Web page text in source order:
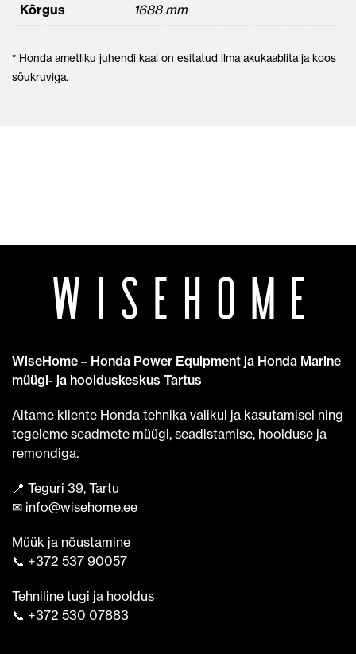
Kõrgus 1688 mm
* Honda ametliku juhendi kaal on esitatud ilma akukaablita ja koos
sõukruviga.
WiseHome – Honda Power Equipment ja Honda Marine
müügi- ja hoolduskeskus Tartus
Aitame kliente Honda tehnika valikul ja kasutamisel ning
tegeleme seadmete müügi, seadistamise, hoolduse ja
remondiga.
📍 Teguri 39, Tartu
✉ info@wisehome.ee
Müük ja nõustamine
📞 +372 537 90057
Tehniline tugi ja hooldus
📞 +372 530 07883